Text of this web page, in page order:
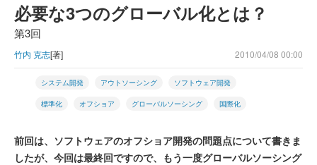
必要な3つのグローバル化とは？
第3回
竹内 克志[著] 2010/04/08 00:00
システム開発 アウトソーシング ソフトウェア開発
標準化 オフショア グローバルソーシング 国際化
前回は、ソフトウェアのオフショア開発の問題点について書きま
したが、今回は最終回ですので、もう一度グローバルソーシング